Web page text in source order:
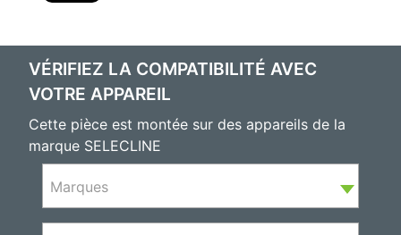
VÉRIFIEZ LA COMPATIBILITÉ AVEC
VOTRE APPAREIL
Cette pièce est montée sur des appareils de la
marque SELECLINE
Marques